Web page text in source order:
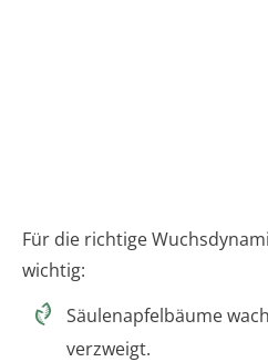
Für die richtige
wichtig:
Säulenapfelbäume
verzweigt.